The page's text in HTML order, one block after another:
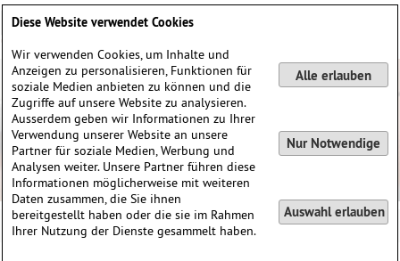
Diese Website verwendet Cookies
Wir verwenden Cookies, um Inhalte und
Anzeigen zu personalisieren, Funktionen für
soziale Medien anbieten zu können und die
Zugriffe auf unsere Website zu analysieren.
Ausserdem geben wir Informationen zu Ihrer
Verwendung unserer Website an unsere
Partner für soziale Medien, Werbung und
Analysen weiter. Unsere Partner führen diese
Informationen möglicherweise mit weiteren
Daten zusammen, die Sie ihnen
bereitgestellt haben oder die sie im Rahmen
Ihrer Nutzung der Dienste gesammelt haben.
Alle erlauben
Nur Notwendige
Auswahl erlauben